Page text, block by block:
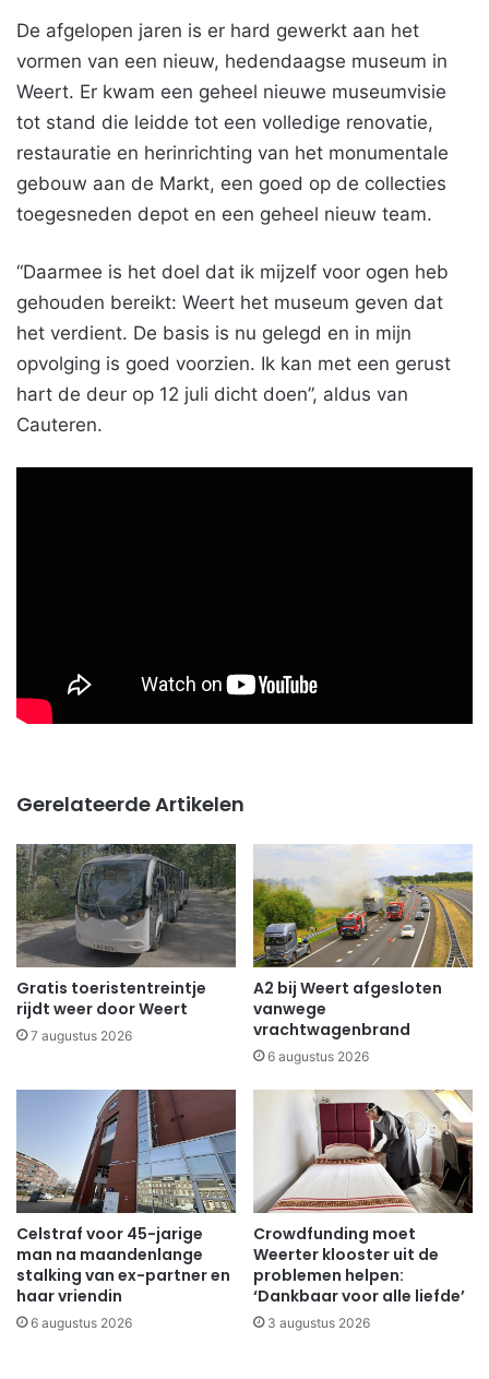
De afgelopen jaren is er hard gewerkt aan het
vormen van een nieuw, hedendaagse museum in
Weert. Er kwam een geheel nieuwe museumvisie
tot stand die leidde tot een volledige renovatie,
restauratie en herinrichting van het monumentale
gebouw aan de Markt, een goed op de collecties
toegesneden depot en een geheel nieuw team.
“Daarmee is het doel dat ik mijzelf voor ogen heb
gehouden bereikt: Weert het museum geven dat
het verdient. De basis is nu gelegd en in mijn
opvolging is goed voorzien. Ik kan met een gerust
hart de deur op 12 juli dicht doen”, aldus van
Cauteren.
Gerelateerde Artikelen
Gratis toeristentreintje
rijdt weer door Weert
7 augustus 2026
A2 bij Weert afgesloten
vanwege
vrachtwagenbrand
6 augustus 2026
Celstraf voor 45-jarige
man na maandenlange
stalking van ex-partner en
haar vriendin
6 augustus 2026
Crowdfunding moet
Weerter klooster uit de
problemen helpen:
‘Dankbaar voor alle liefde’
3 augustus 2026